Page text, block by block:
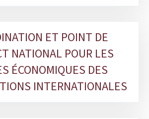
ET POINT DE
NATIONAL POUR LES
ÉCONOMIQUES DES
INTERNATIONALES